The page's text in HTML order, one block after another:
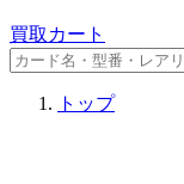
買取カート
トップ